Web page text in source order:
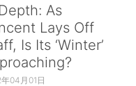
As
Lays Off
Is Its ‘Winter’
04月01日